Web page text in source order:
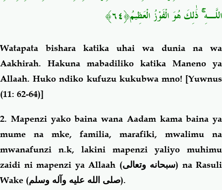
اللَّـهِ ۚ ذَٰلِكَ هُوَ الْفَوْزُ الْعَظِيمُ﴿٦٤﴾
Watapata bishara katika uhai wa dunia na wa
Aakhirah. Hakuna mabadiliko katika Maneno ya
Allaah. Huko ndiko kufuzu kukubwa mno! [Yuwnus
(11: 62-64)]
2. Mapenzi yako baina wana Aadam kama baina ya
mume na mke, familia, marafiki, mwalimu na
mwanafunzi n.k, lakini mapenzi yaliyo muhimu
zaidi ni mapenzi ya Allaah (سبحانه وتعالى) na Rasuli
Wake (صلى الله عليه وآله وسلم).